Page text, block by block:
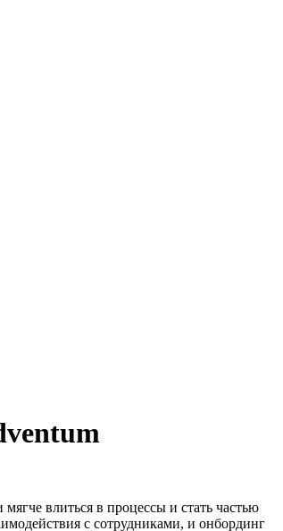
влиться в процессы и стать частью
с сотрудниками, и онбординг